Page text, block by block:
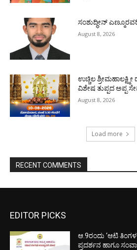
ಸಂಶುದ್ಧೀನ್
August 8, 2026
ಉಚ್ಚಿಲ ಶ್ರೀಮಹಾಲಕ್ಷ್ಮೀ
ವಿಶೇಷ ತುಪ್ಪದ ಅಪ್ಪ
August 8, 2026
Load more
RECENT COMMENTS
EDITOR PICKS
ಆ.9ರಂದು ‘ಆಟಿ ತಿಂಗಳ
ಪ್ರದರ್ಶನ ಹಾಗೂ